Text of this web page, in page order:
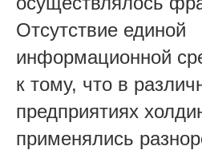
Отсутствие единой
информационной
к тому, что в
предприятиях
применялись